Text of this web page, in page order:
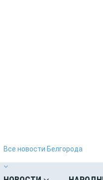
Все новости Белгорода